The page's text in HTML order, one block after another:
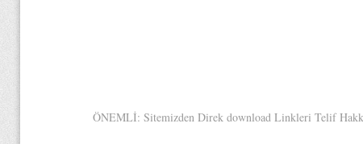
ÖNEMLİ: Sitemizden Direk download Linkleri Telif